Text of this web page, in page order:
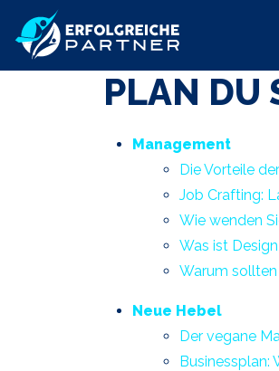
PLAN DU
Management
Die Vorteile
Job Crafting:
Wie wenden
Was ist
Warum
Neue Hebel
Der vegane
Businessplan: